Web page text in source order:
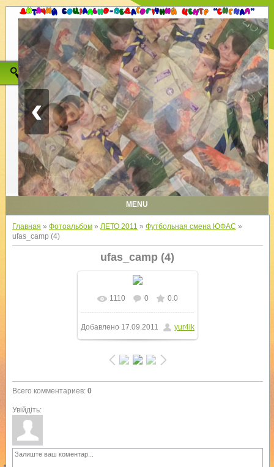
‹
MENU
Главная » Фотоальбом» ЛЕТО 2011 » Футбольная смена ЮФАС »
ufas_camp (4)
ufas_camp (4)
В реальном размере
1024x768/ 89.4Kb
1110 0 0.0
Добавлено 17.09.2011 yur4ik
Всего комментариев: 0
Увійдіть: